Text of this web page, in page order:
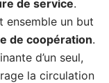
de service.
ensemble un but
de coopération.
d’un seul,
la circulation